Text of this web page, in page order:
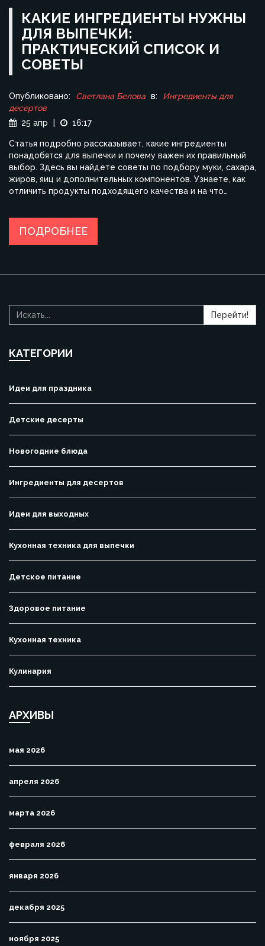
КАКИЕ ИНГРЕДИЕНТЫ НУЖНЫ
ДЛЯ ВЫПЕЧКИ:
ПРАКТИЧЕСКИЙ СПИСОК И
СОВЕТЫ
Опубликовано: Светлана Белова в:
Ингредиенты для
десертов
25 апр
16:17
Статья подробно рассказывает, какие ингредиенты
понадобятся для выпечки и почему важен их правильный
выбор. Здесь вы найдете советы по подбору муки, сахара,
жиров, яиц и дополнительных компонентов. Узнаете, как
отличить продукты подходящего качества и на что
пояснения, почему иногда разница даже в одном
продукте меняет результат на выходе. Статья особенно
ПОДРОБНЕЕ
Перейти!
КАТЕГОРИИ
Идеи для праздника
Детские десерты
Новогодние блюда
Ингредиенты для десертов
Идеи для выходных
Кухонная техника для выпечки
Детское питание
Здоровое питание
Кухонная техника
Кулинария
АРХИВЫ
мая 2026
апреля 2026
марта 2026
февраля 2026
января 2026
декабря 2025
ноября 2025